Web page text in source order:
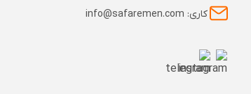
کاری: info@safaremen.com